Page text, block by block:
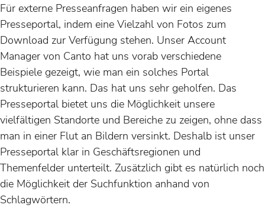
Für externe Presseanfragen haben wir ein eigenes
Presseportal, indem eine Vielzahl von Fotos zum
Download zur Verfügung stehen. Unser Account
Manager von Canto hat uns vorab verschiedene
Beispiele gezeigt, wie man ein solches Portal
strukturieren kann. Das hat uns sehr geholfen. Das
Presseportal bietet uns die Möglichkeit unsere
vielfältigen Standorte und Bereiche zu zeigen, ohne dass
man in einer Flut an Bildern versinkt. Deshalb ist unser
Presseportal klar in Geschäftsregionen und
Themenfelder unterteilt. Zusätzlich gibt es natürlich noch
die Möglichkeit der Suchfunktion anhand von
Schlagwörtern.